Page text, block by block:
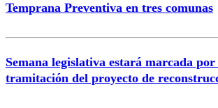
Temprana Preventiva en tres comunas
Semana legislativa estará marcada
tramitación del proyecto de